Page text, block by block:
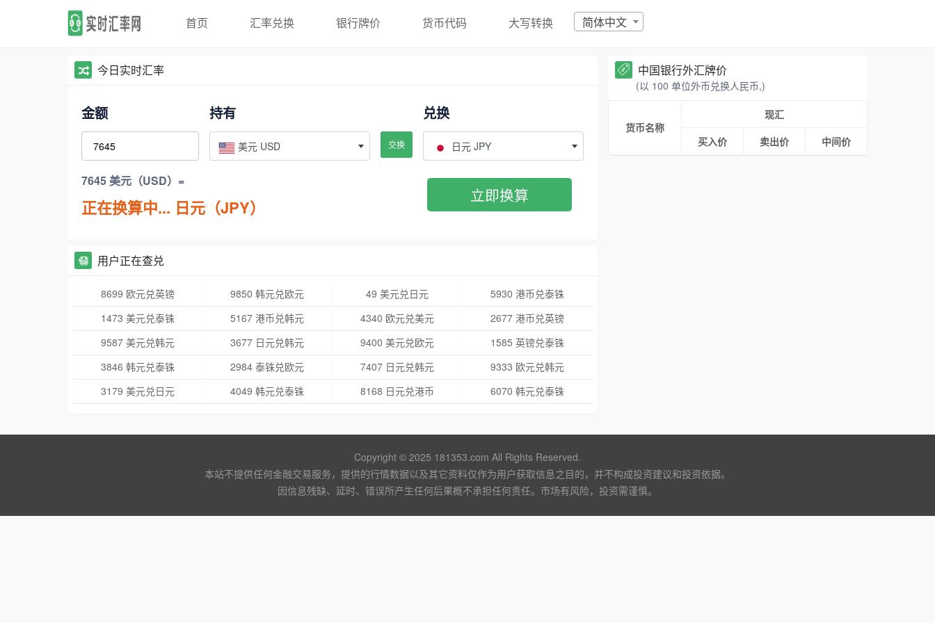
首页 汇率兑换 银行牌价 货币代码 大写转换 简体中文
今日实时汇率
金额 持有
美元 USD 交换
兑换
日元 JPY
7645 美元（USD）=
正在换算中... 日元（JPY）
立即换算
用户正在查兑
8699 欧元兑英镑 9850 韩元兑欧元 49 美元兑日元
5930 港币兑泰铢
1473 美元兑泰铢
5167 港币兑韩元 4340 欧元兑美元
2677 港币兑英镑
9587 美元兑韩元
3677 日元兑韩元 9400 美元兑欧元
1585 英镑兑泰铢
3846 韩元兑泰铢
2984 泰铢兑欧元 7407 日元兑韩元
9333 欧元兑韩元
3179 美元兑日元
4049 韩元兑泰铢 8168 日元兑港币 6070 韩元兑泰铢
中国银行外汇牌价
(以 100 单位外币兑换人民币,)
货币名称
现汇
买入价
卖出价 中间价
Copyright © 2025 181353.com All Rights Reserved.
本站不提供任何金融交易服务，提供的行情数据以及其它资料仅作为用户获取信息之目的，并不构成投资建议和投资依据。
因信息残缺、延时、错误所产生任何后果概不承担任何责任。市场有风险，投资需谨慎。